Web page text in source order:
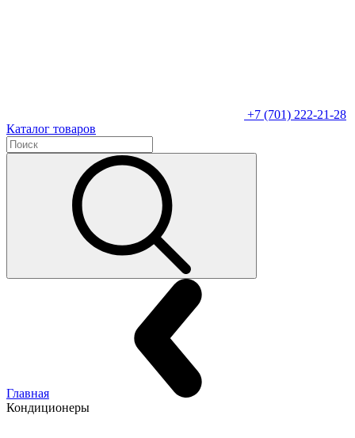
+7 (701) 222-21-28
Каталог товаров
Главная
Кондиционеры